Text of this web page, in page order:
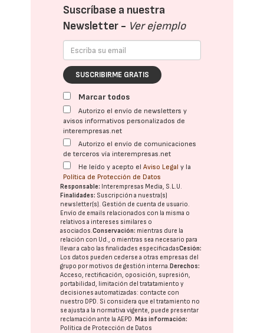
Suscríbase a nuestra
Newsletter - Ver ejemplo
SUSCRIBIRME GRATIS
Marcar todos
Autorizo el envío de newsletters y
avisos informativos personalizados de
interempresas.net
Autorizo el envío de comunicaciones
de terceros vía interempresas.net
He leído y acepto elAviso Legal y la
Política de Protección de Datos
Responsable: Interempresas Media, S.L.U.
Finalidades: Suscripción a nuestra(s)
newsletter(s). Gestión de cuenta de usuario.
Envío de emails relacionados con la misma o
relativos a intereses similares o
asociados.Conservación: mientras dure la
relación con Ud., o mientras sea necesario para
llevar a cabo las finalidades especificadasCesión:
Los datos pueden cederse a otras empresas del
grupo por motivos de gestión interna. Derechos:
Acceso, rectificación, oposición, supresión,
portabilidad, limitación del tratatamiento y
decisiones automatizadas: contacte con
nuestro DPD. Si considera que el tratamiento no
se ajusta a la normativa vigente, puede presentar
reclamación ante laAEPD. Más información:
Política de Protección de Datos